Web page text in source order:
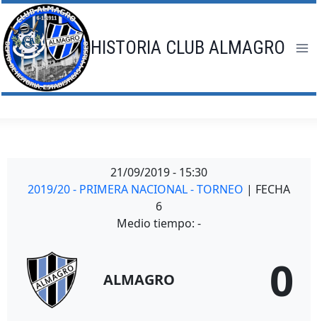
Saltar
al
contenido
HISTORIA CLUB ALMAGRO
21/09/2019 - 15:30
2019/20 - PRIMERA NACIONAL - TORNEO | FECHA
6
Medio tiempo: -
ALMAGRO 0